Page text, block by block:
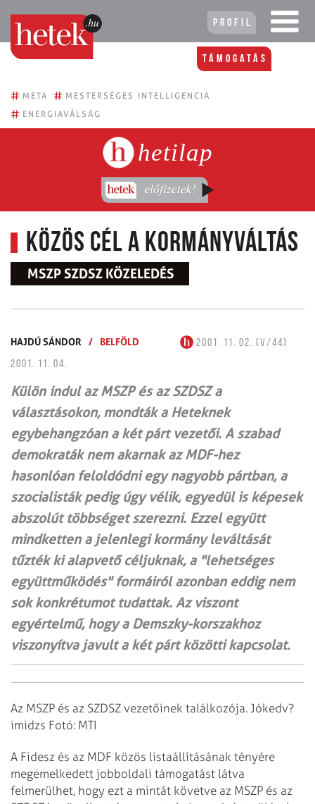
Profil
Támogatás
# META # MESTERSÉGES INTELLIGENCIA
# ENERGIAVÁLSÁG
hetilap
Közös cél a kormányváltás
MSZP SZDSZ KÖZELEDÉS
HAJDÚ SÁNDOR / BELFÖLD
2001. 11. 02. (V/44)
2001. 11. 04.
Külön indul az MSZP és az SZDSZ a
választásokon, mondták a Heteknek
egybehangzóan a két párt vezetői. A szabad
demokraták nem akarnak az MDF-hez
hasonlóan feloldódni egy nagyobb pártban, a
szocialisták pedig úgy vélik, egyedül is képesek
abszolút többséget szerezni. Ezzel együtt
mindketten a jelenlegi kormány leváltását
tűzték ki alapvető céljuknak, a "lehetséges
együttműködés" formáiról azonban eddig nem
sok konkrétumot tudattak. Az viszont
egyértelmű, hogy a Demszky-korszakhoz
viszonyítva javult a két párt közötti kapcsolat.
Az MSZP és az SZDSZ vezetőinek találkozója. Jókedv?
imidzs Fotó: MTI
A Fidesz és az MDF közös listaállításának tényére
megemelkedett jobboldali támogatást látva
felmerülhet, hogy ezt a mintát követve az MSZP és az